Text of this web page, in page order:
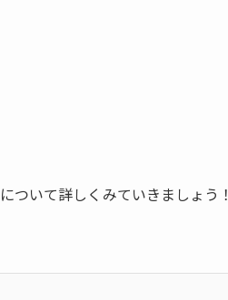
ついて詳しくみていきましょう！